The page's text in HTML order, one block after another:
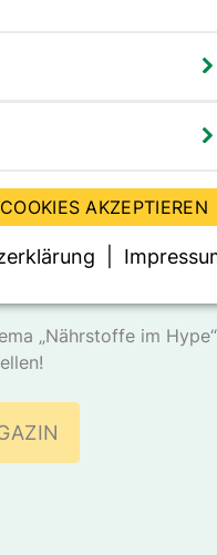
materieller als
betroffen sind,
„Nährstoffe im
AKZEPTIEREN